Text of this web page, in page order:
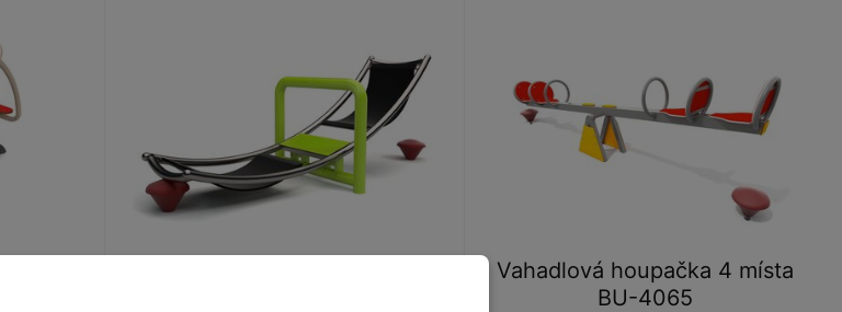
Vahadlová houpačka 4 místa
BU-4065